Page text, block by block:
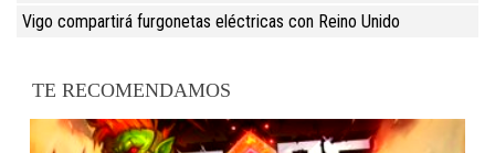
Vigo compartirá furgonetas eléctricas con Reino Unido
TE RECOMENDAMOS